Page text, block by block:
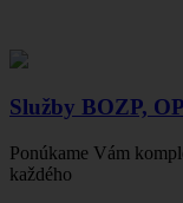
Služby BOZP,
Ponúkame Vám
každého